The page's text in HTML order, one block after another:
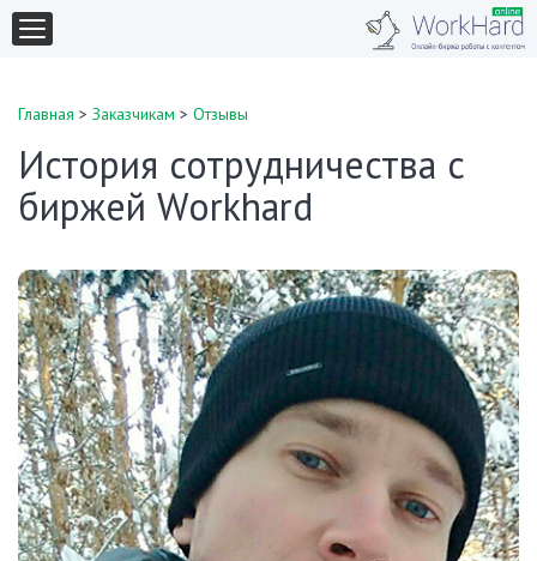
Главная > Заказчикам > Отзывы
История сотрудничества с
биржей Workhard